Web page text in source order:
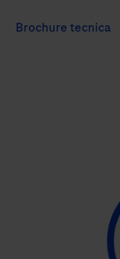
Brochure tecnica